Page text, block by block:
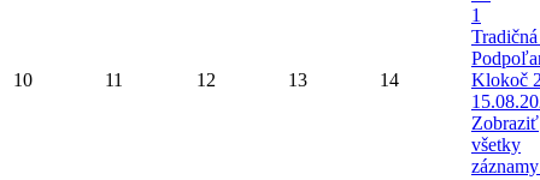
10 11 12 13 14
1
Klokoč
Zobraziť
všetky